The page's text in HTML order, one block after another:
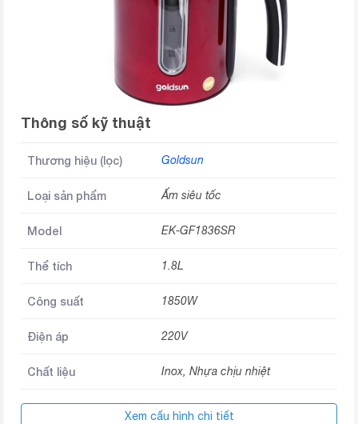
Thông số kỹ thuật
Thương hiệu (lọc) Goldsun
Loại sản phẩm Ấm siêu tốc
Model EK-GF1836SR
Thể tích 1.8L
Công suất 1850W
Điện áp 220V
Chất liệu Inox, Nhựa chịu nhiệt
Xem cấu hình chi tiết